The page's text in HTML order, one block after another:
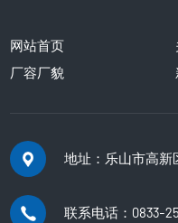
网站首页
厂容厂貌
地址：乐山市高新
联系电话：0833-